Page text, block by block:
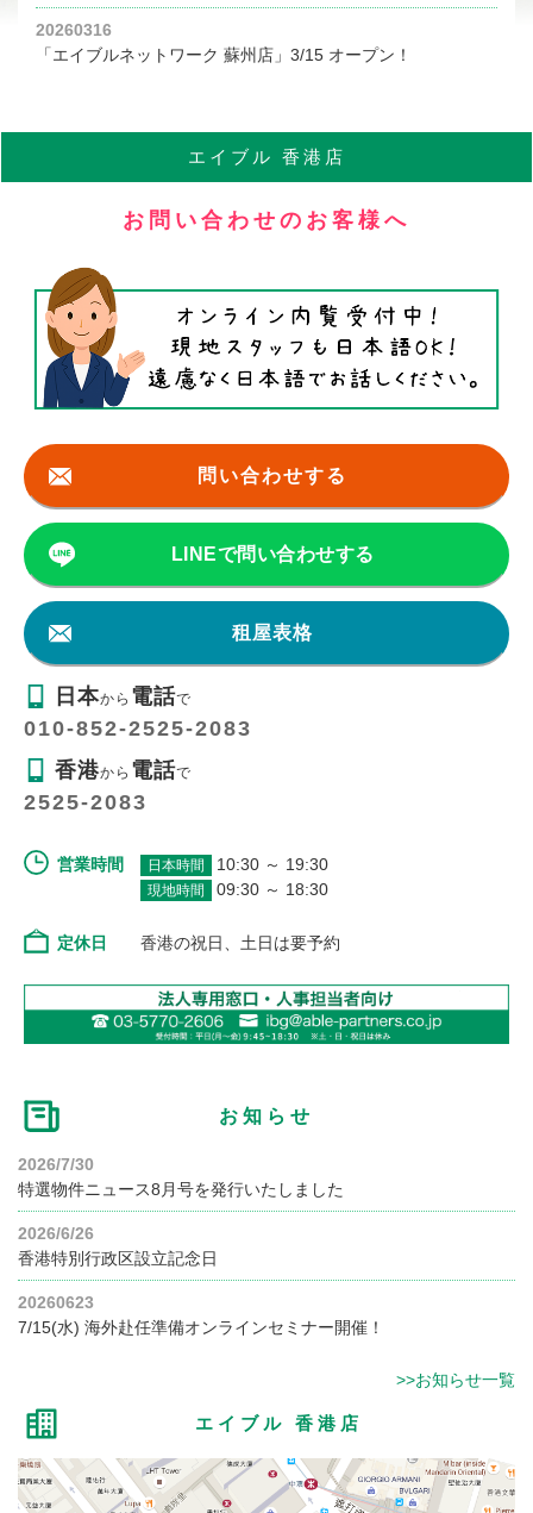
20260316
「エイブルネットワーク 蘇州店」3/15 オープン！
エイブル 香港店
お問い合わせのお客様へ
問い合わせする
LINEで問い合わせする
租屋表格
日本から 電話で
010-852-2525-2083
香港から 電話で
2525-2083
営業時間 日本時間 10:30 ～ 19:30
現地時間 09:30 ～ 18:30
定休日 香港の祝日、土日は要予約
お知らせ
2026/7/30
特選物件ニュース8月号を発行いたしました
2026/6/26
香港特別行政区設立記念日
20260623
7/15(水) 海外赴任準備オンラインセミナー開催！
>>お知らせ一覧
エイブル 香港店